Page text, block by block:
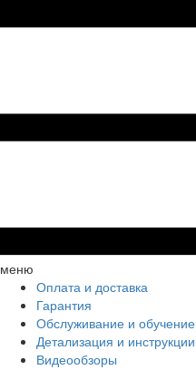
меню
Оплата и доставка
Гарантия
Обслуживание и обучение
Детализация и инструкции
Видеообзоры